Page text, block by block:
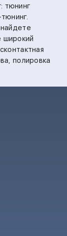
тюнинг
найдете
широкий
полировка